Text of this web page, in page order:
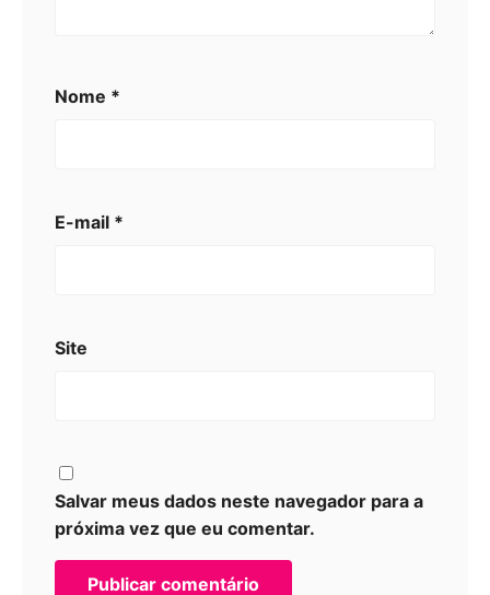
Nome *
E-mail *
Site
Salvar meus dados neste navegador para a
próxima vez que eu comentar.